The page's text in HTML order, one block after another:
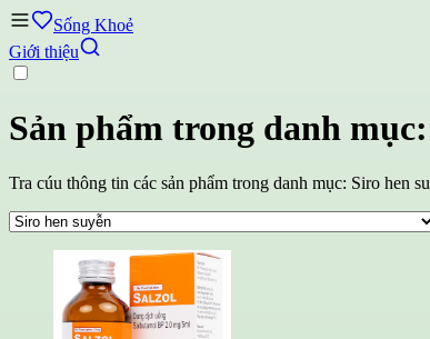
Sống Khoẻ
Giới thiệu
Sản phẩm trong danh
Tra cúu thông tin các sản phẩm trong danh mục: Siro hen